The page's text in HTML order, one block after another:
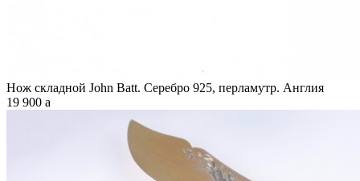
Нож складной John Batt. Серебро 925, перламутр. Англия
19 900 a